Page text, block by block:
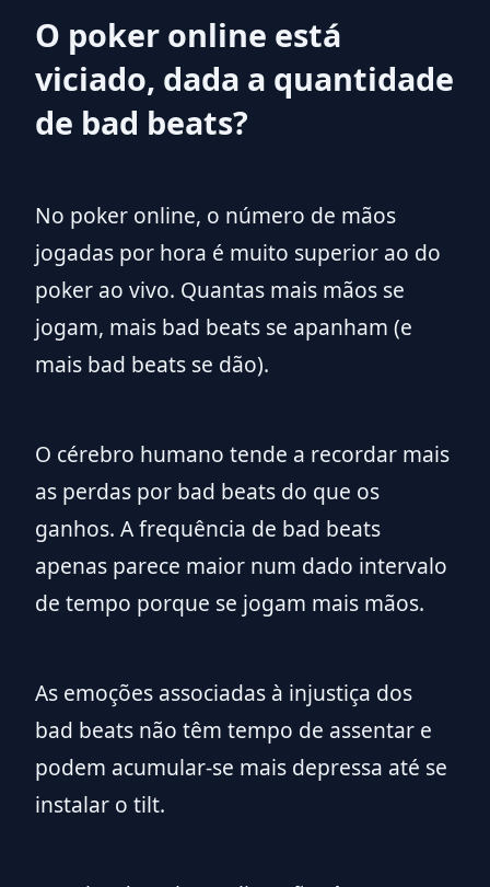
O poker online está
viciado, dada a quantidade
de bad beats?
No poker online, o número de mãos
jogadas por hora é muito superior ao do
poker ao vivo. Quantas mais mãos se
jogam, mais bad beats se apanham (e
mais bad beats se dão).
O cérebro humano tende a recordar mais
as perdas por bad beats do que os
ganhos. A frequência de bad beats
apenas parece maior num dado intervalo
de tempo porque se jogam mais mãos.
As emoções associadas à injustiça dos
bad beats não têm tempo de assentar e
podem acumular-se mais depressa até se
instalar o tilt.